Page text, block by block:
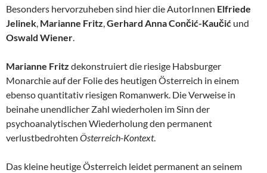
Besonders hervorzuheben sind hier die AutorInnen Elfriede
Jelinek, Marianne Fritz,Gerhard Anna Cončić-Kaučić und
Oswald Wiener.
Marianne Fritz dekonstruiert die riesige Habsburger
Monarchie auf der Folie des heutigen Österreich in einem
ebenso quantitativ riesigen Romanwerk. Die Verweise in
beinahe unendlicher Zahl wiederholen im Sinn der
psychoanalytischen Wiederholung den permanent
verlustbedrohten Österreich-Kontext.
Das kleine heutige Österreich leidet permanent an seinem